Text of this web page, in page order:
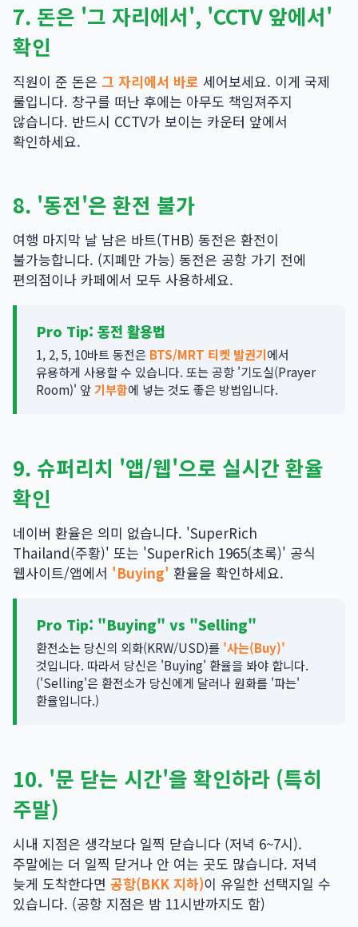
7. 돈은 '그 자리에서', 'CCTV 앞에서'
확인
직원이 준 돈은 그 자리에서 바로 세어보세요. 이게 국제
룰입니다. 창구를 떠난 후에는 아무도 책임져주지
않습니다. 반드시 CCTV가 보이는 카운터 앞에서
확인하세요.
8. '동전'은 환전 불가
여행 마지막 날 남은 바트(THB) 동전은 환전이
불가능합니다. (지폐만 가능) 동전은 공항 가기 전에
편의점이나 카페에서 모두 사용하세요.
Pro Tip: 동전 활용법
1, 2, 5, 10바트 동전은 BTS/MRT 티켓 발권기에서
유용하게 사용할 수 있습니다. 또는 공항 '기도실(Prayer
Room)' 앞기부함에 넣는 것도 좋은 방법입니다.
9. 슈퍼리치 '앱/웹'으로 실시간 환율
확인
네이버 환율은 의미 없습니다. 'SuperRich
Thailand(주황)' 또는 'SuperRich 1965(초록)' 공식
웹사이트/앱에서 'Buying' 환율을 확인하세요.
Pro Tip: "Buying" vs "Selling"
환전소는 당신의 외화(KRW/USD)를 '사는(Buy)'
것입니다. 따라서 당신은 'Buying' 환율을 봐야 합니다.
('Selling'은 환전소가 당신에게 달러나 원화를 '파는'
환율입니다.)
10. '문 닫는 시간'을 확인하라 (특히
주말)
시내 지점은 생각보다 일찍 닫습니다 (저녁 6~7시).
주말에는 더 일찍 닫거나 안 여는 곳도 많습니다. 저녁
늦게 도착한다면 공항(BKK 지하)이 유일한 선택지일 수
있습니다. (공항 지점은 밤 11시반까지도 함)